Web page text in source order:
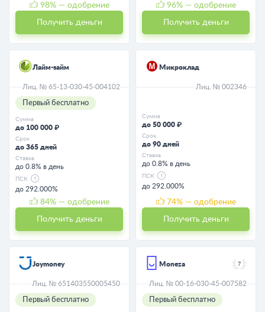
98% — одобрение
Получить деньги
96% — одобрение
Получить деньги
Лайм-займ
Лиц. № 65-13-030-45-004102
Первый бесплатно
Сумма
до 100 000 ₽
Срок
до 365 дней
Ставка
до 0.8% в день
ПСК
до 292.000%
84% — одобрение
Получить деньги
Микроклад
Лиц. № 002346
Сумма
до 50 000 ₽
Срок
до 90 дней
Ставка
до 0.8% в день
ПСК
до 292.000%
74% — одобрение
Получить деньги
Joymoney
Лиц. № 651403550005450
Первый бесплатно
Moneza 7
Лиц. № 00-16-030-45-007582
Первый бесплатно